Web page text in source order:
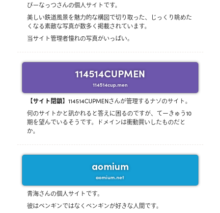
ぴーなっつさんの個人サイトです。
美しい鉄道風景を魅力的な構図で切り取った、じっくり眺めた
くなる素敵な写真が数多く掲載されています。
当サイト管理者憧れの写真がいっぱい。
114514CUPMEN
114514cup.men
【サイト閉鎖】 114514CUPMENさんが管理するナゾのサイト。
何のサイトかと訊かれると答えに困るのですが、てーきゅう10
期を望んでいるそうです。ドメインは衝動買いしたものだと
か。
aomium
aomium.net
青海さんの個人サイトです。
彼はペンギンではなくペンギンが好きな人間です。